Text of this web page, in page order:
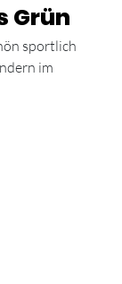
Grün
sportlich
im